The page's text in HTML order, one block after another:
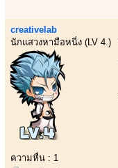
creativelab
นักแสวงหามือหนี่ง (LV 4.)
ความหื่น : 1